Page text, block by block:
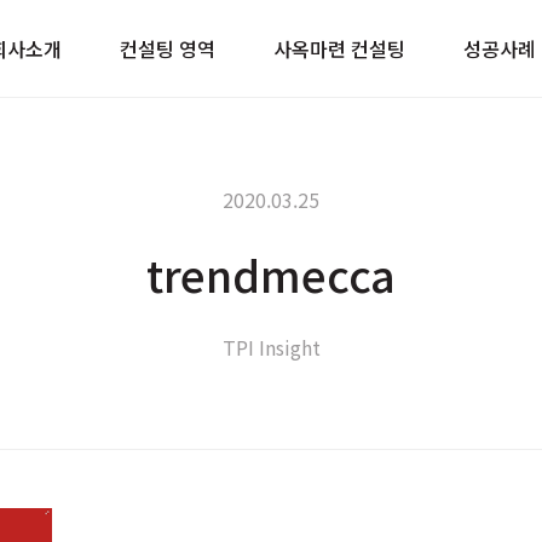
사소개 컨설팅 영역 사옥마련 컨설팅 성공사례
2020.03.25
trendmecca
TPI Insight